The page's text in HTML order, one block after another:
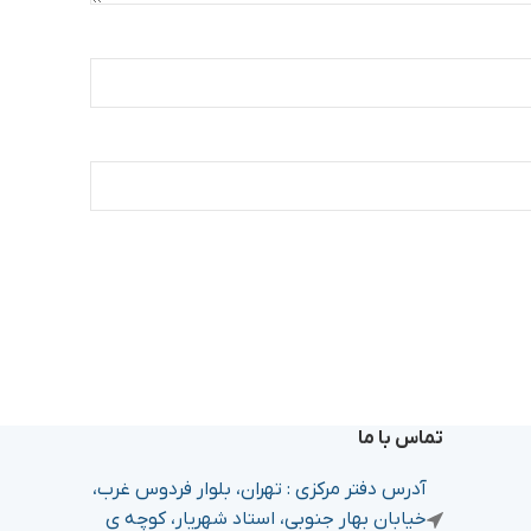
تماس با ما
آدرس دفتر مرکزی : تهران، بلوار فردوس غرب،
خیابان بهار جنوبی، استاد شهریار، کوچه ی